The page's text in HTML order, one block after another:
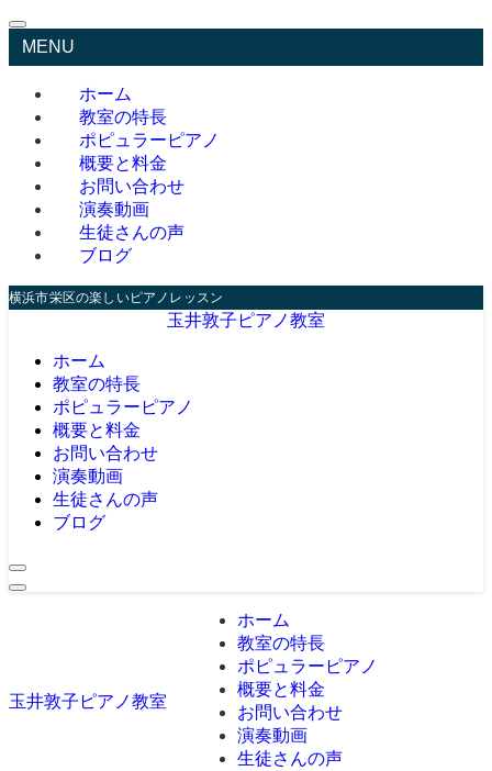
MENU
ホーム
教室の特長
ポピュラーピアノ
概要と料金
お問い合わせ
演奏動画
生徒さんの声
ブログ
横浜市栄区の楽しいピアノレッスン
玉井敦子ピアノ教室
ホーム
教室の特長
ポピュラーピアノ
概要と料金
お問い合わせ
演奏動画
生徒さんの声
ブログ
玉井敦子ピアノ教室
ホーム
教室の特長
ポピュラーピアノ
概要と料金
お問い合わせ
演奏動画
生徒さんの声